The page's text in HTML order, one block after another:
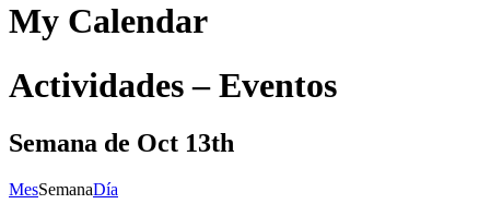
My Calendar
Actividades – Eventos
Semana de Oct 13th
MesSemanaDía